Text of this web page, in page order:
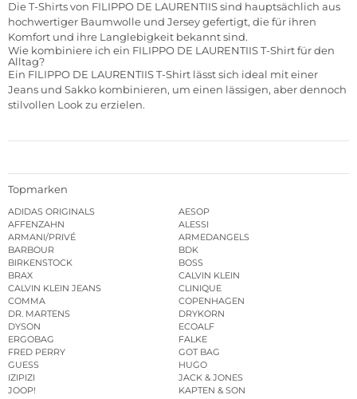
Die T-Shirts von FILIPPO DE LAURENTIIS sind hauptsächlich aus
hochwertiger Baumwolle und Jersey gefertigt, die für ihren
Komfort und ihre Langlebigkeit bekannt sind.
Wie kombiniere ich ein FILIPPO DE LAURENTIIS T-Shirt für den
Alltag?
Ein FILIPPO DE LAURENTIIS T-Shirt lässt sich ideal mit einer
Jeans und Sakko kombinieren, um einen lässigen, aber dennoch
stilvollen Look zu erzielen.
Topmarken
ADIDAS ORIGINALS
AESOP
AFFENZAHN
ALESSI
ARMANI/PRIVÉ
ARMEDANGELS
BARBOUR
BDK
BIRKENSTOCK
BOSS
BRAX
CALVIN KLEIN
CALVIN KLEIN JEANS
CLINIQUE
COMMA
COPENHAGEN
DR. MARTENS
DRYKORN
DYSON
ECOALF
ERGOBAG
FALKE
FRED PERRY
GOT BAG
GUESS
HUGO
IZIPIZI
JACK & JONES
JOOP!
KAPTEN & SON